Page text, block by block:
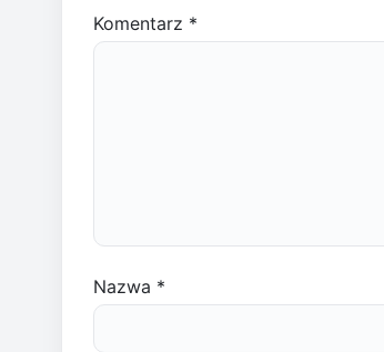
Komentarz *
Nazwa *